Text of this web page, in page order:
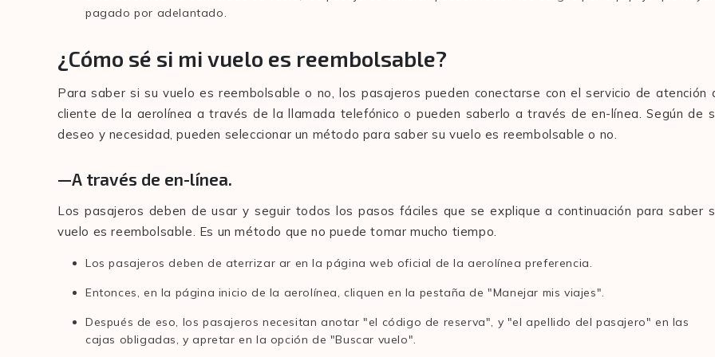
pagado por adelantado.
¿Cómo sé si mi vuelo es reembolsable?
Para saber si su vuelo es reembolsable o no, los pasajeros pueden conectarse con el servicio de atención
cliente de la aerolínea a través de la llamada telefónico o pueden saberlo a través de en-línea. Según de
deseo y necesidad, pueden seleccionar un método para saber su vuelo es reembolsable o no.
—A través de en-línea.
Los pasajeros deben de usar y seguir todos los pasos fáciles que se explique a continuación para saber
vuelo es reembolsable. Es un método que no puede tomar mucho tiempo.
Los pasajeros deben de aterrizar ar en la página web oficial de la aerolínea preferencia.
Entonces, en la página inicio de la aerolínea, cliquen en la pestaña de "Manejar mis viajes".
Después de eso, los pasajeros necesitan anotar "el código de reserva", y "el apellido del pasajero" en las
cajas obligadas, y apretar en la opción de "Buscar vuelo".